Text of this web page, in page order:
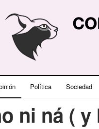
Política Sociedad
ni ná ( y